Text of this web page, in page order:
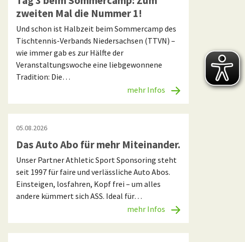
zweiten Mal die Nummer 1!
Und schon ist Halbzeit beim Sommercamp des
Tischtennis-Verbands Niedersachsen (TTVN) –
wie immer gab es zur Hälfte der
Veranstaltungswoche eine liebgewonnene
Tradition: Die…
mehr Infos
05.08.2026
Das Auto Abo für mehr Miteinander.
Unser Partner Athletic Sport Sponsoring steht
seit 1997 für faire und verlässliche Auto Abos.
Einsteigen, losfahren, Kopf frei – um alles
andere kümmert sich ASS. Ideal für…
mehr Infos